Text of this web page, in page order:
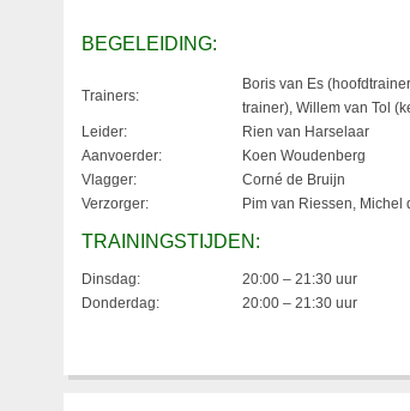
BEGELEIDING:
Trainers:
Boris van Es
trainer), Willem van Tol
Leider:
Rien van Harselaar
Aanvoerder:
Koen Woudenberg
Vlagger:
Corné de Bruijn
Verzorger:
Pim van Riessen, Michel
TRAININGSTIJDEN:
Dinsdag:
20:00 – 21:30 uur
Donderdag:
20:00 – 21:30 uur